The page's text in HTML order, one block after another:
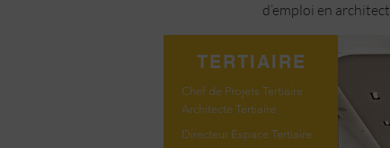
d’emploi en
TERTIAIRE
Chef de Projets Tertiaire
Architecte Tertiaire
Directeur Espace Tertiaire